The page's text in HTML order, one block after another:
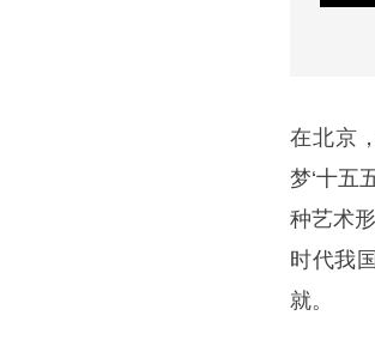
在北京
梦‘十五
种艺术
时代我
就。